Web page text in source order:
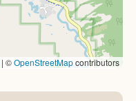
| ©OpenStreetMapcontributors